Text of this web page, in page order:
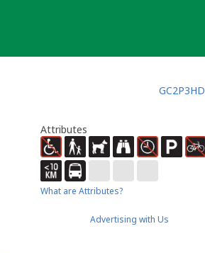
GC2P3HD
Attributes
What are Attributes?
Advertising with Us